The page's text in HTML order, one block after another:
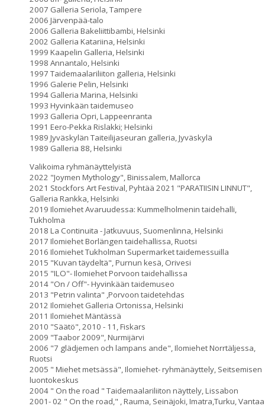
2007 Galleria Seriola, Tampere
2006 Järvenpää-talo
2006 Galleria Bakeliittibambi, Helsinki
2002 Galleria Katariina, Helsinki
1999 Kaapelin Galleria, Helsinki
1998 Annantalo, Helsinki
1997 Taidemaalariliiton galleria, Helsinki
1996 Galerie Pelin, Helsinki
1994 Galleria Marina, Helsinki
1993 Hyvinkään taidemuseo
1993 Galleria Opri, Lappeenranta
1991 Eero-Pekka Rislakki; Helsinki
1989 Jyväskylän Taiteilijaseuran galleria, Jyväskylä
1989 Galleria 88, Helsinki
Valikoima ryhmänäyttelyistä
2022 "Joymen Mythology", Binissalem, Mallorca
2021 Stockfors Art Festival, Pyhtää 2021 "PARATIISIN LINNUT",
Galleria Rankka, Helsinki
2019 Ilomiehet Avaruudessa: Kummelholmenin taidehalli,
Tukholma
2018 La Continuita - Jatkuvuus, Suomenlinna, Helsinki
2017 Ilomiehet Borlängen taidehallissa, Ruotsi
2016 Ilomiehet Tukholman Supermarket taidemessuilla
2015 "Kuvan täydeltä", Purnun kesä, Orivesi
2015 "ILO"- Ilomiehet Porvoon taidehallissa
2014 "On / Off"- Hyvinkään taidemuseo
2013 "Petrin valinta" ,Porvoon taidetehdas
2012 Ilomiehet Galleria Ortonissa, Helsinki
2011 Ilomiehet Mäntässä
2010 "Säätö", 2010 - 11, Fiskars
2009 "Taabor 2009", Nurmijärvi
2006 "7 glädjemen och lampans ande", Ilomiehet Norrtäljessa,
Ruotsi
2005 " Miehet metsässä", Ilomiehet- ryhmänäyttely, Seitsemisen
luontokeskus
2004 " On the road " Taidemaalariliiton näyttely, Lissabon
2001- 02 " On the road," , Rauma, Seinäjoki, Imatra,Turku, Vantaa